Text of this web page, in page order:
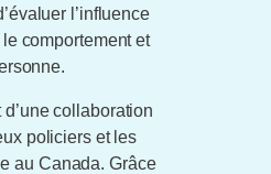
l’influence
comportement et
collaboration
policiers et les
au Canada. Grâce